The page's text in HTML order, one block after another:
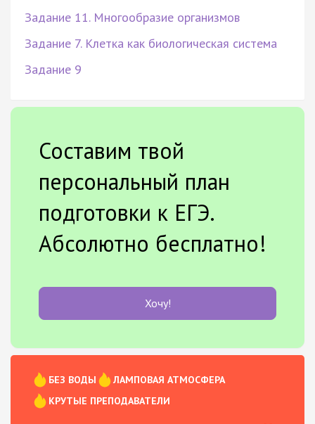
Задание 11. Многообразие организмов
Задание 7. Клетка как биологическая система
Задание 9
Составим твой
персональный план
подготовки к ЕГЭ.
Абсолютно бесплатно!
Хочу!
БЕЗ ВОДЫ
ЛАМПОВАЯ АТМОСФЕРА
КРУТЫЕ ПРЕПОДАВАТЕЛИ